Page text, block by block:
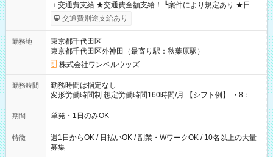
＋交通費支給 ★交通費全額支給！ ┗案件により規定あり ★日払
いOK！（規定あり） ┗働いたその日に現金GET♪ お仕事後はコ
ンビニATMから 日払い分を引き落とせます！ 【試用期間】試
交通費別途支給あり
勤務地
東京都千代田区
東京都千代田区外神田（最寄り駅：秋葉原駅）
株式会社ワンベルウッズ
勤務時間
勤務時間は指定なし
変形労働時間制 想定労働時間160時間/月 【シフト例】 ・8：00
～21：00
期間 単発・1日のみOK
特徴
週1日からOK / 日払いOK / 副業・WワークOK / 10名以上の大量
募集